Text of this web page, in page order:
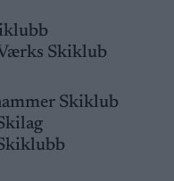
Skiklub
Skiklub